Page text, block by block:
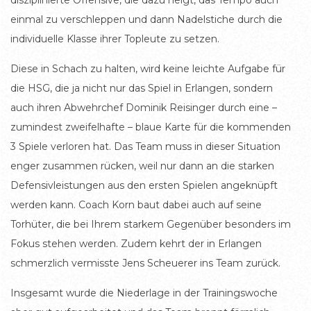
einmal zu verschleppen und dann Nadelstiche durch die
individuelle Klasse ihrer Topleute zu setzen.
Diese in Schach zu halten, wird keine leichte Aufgabe für
die HSG, die ja nicht nur das Spiel in Erlangen, sondern
auch ihren Abwehrchef Dominik Reisinger durch eine –
zumindest zweifelhafte – blaue Karte für die kommenden
3 Spiele verloren hat. Das Team muss in dieser Situation
enger zusammen rücken, weil nur dann an die starken
Defensivleistungen aus den ersten Spielen angeknüpft
werden kann. Coach Korn baut dabei auch auf seine
Torhüter, die bei Ihrem starkem Gegenüber besonders im
Fokus stehen werden. Zudem kehrt der in Erlangen
schmerzlich vermisste Jens Scheuerer ins Team zurück.
Insgesamt wurde die Niederlage in der Trainingswoche